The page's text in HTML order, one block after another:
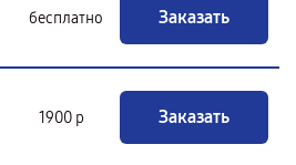
бесплатно Заказать
1900 р Заказать